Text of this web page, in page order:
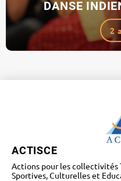
DANSE
2
ACTISCE
Actions pour les collectivités
Sportives, Culturelles et